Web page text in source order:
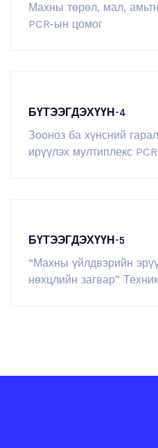
Махны төрөл, мал,
PCR-ын цомог
БҮТЭЭГДЭХҮҮН-4
Зооноз ба хүнсний
ирүүлэх мултиплекс
БҮТЭЭГДЭХҮҮН-5
“Махны үйлдвэрийн
нөхцлийн загвар”